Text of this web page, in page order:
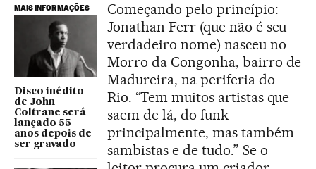
MAIS INFORMAÇÕES
Disco inédito
de John
Coltrane será
lançado 55
anos depois de
ser gravado
Começando pelo princípio:
Jonathan Ferr (que não é seu
verdadeiro nome) nasceu no
Morro da Congonha, bairro de
Madureira, na periferia do
Rio. “Tem muitos artistas que
saem de lá, do funk
principalmente, mas também
sambistas e de tudo.” Se o